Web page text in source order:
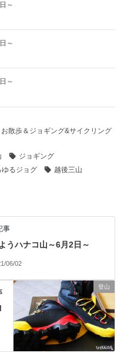
～
～
～
お散歩＆ジョギング&サイクリング
ジョギング
るジョグ
越後三山
事
うハナコ山～6月2日～
06/02
登山